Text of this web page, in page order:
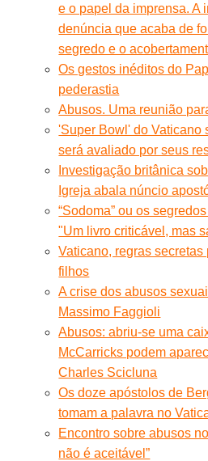
e o papel da imprensa. A
denúncia que acaba de
segredo e o
Os gestos inéditos do
pederastia
Abusos. Uma reunião
'Super Bowl' do Vaticano
será avaliado por seus
Investigação britânica
Igreja abala núncio
“Sodoma” ou os
"Um livro criticável, mas
Vaticano, regras
filhos
A crise dos abusos
Massimo Faggioli
Abusos: abriu-se uma
McCarricks podem
Charles Scicluna
Os doze apóstolos de
tomam a palavra no
Encontro sobre abusos
não é aceitável”